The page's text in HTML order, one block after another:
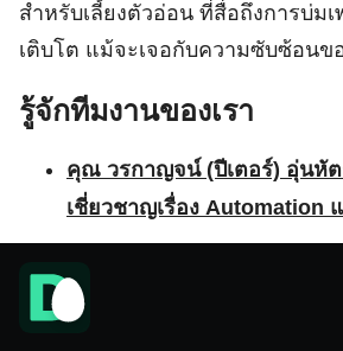
Search
สำหรับเลี้ยงตัวอ่อน ที่สื่อถึงการบ่มเ
เติบโต แม้จะเจอกับความซับซ้อนข
รู้จักทีมงานของเรา
คุณ วรกาญจน์ (ปีเตอร์) อุ่นหั
เชี่ยวชาญเรื่อง Automation
เรื่อง Data Analytics